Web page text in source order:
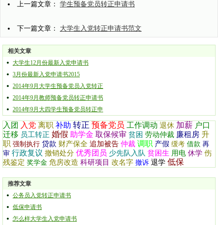
上一篇文章： 学生预备党员转正申请书
下一篇文章： 大学生入党转正申请书范文
相关文章
大学生12月份最新入党申请书
3月份最新入党申请书2015
2014年9月大学生预备党员入党转正
2014年9月教师预备党员转正申请书
2014年9月大四学生预备党员转正申
入团 入党 离职 补助 转正 预备党员 工作调动 退休 加薪 户口
迁移 员工转正 婚假 助学金 取保候审 贫困 劳动仲裁 廉租房 升
职 强制执行 贷款 财产保全 追加被告 仲裁 调职 产假 缓考 借款 再
审 行政复议 撤销处分 优秀团员 少先队入队 贫困生 用电 休学 伤
残鉴定 奖学金 危房改造 科研项目 改名字 撤诉 退学 低保
推荐文章
公务员入党转正申请书
低保申请书
怎么样大学生入党申请书